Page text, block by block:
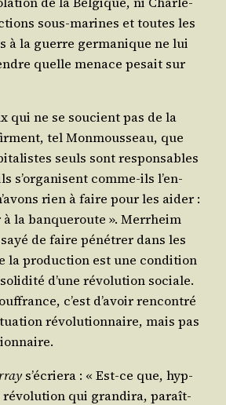
sous-marines et toutes les
à la guerre ger­ma­nique ne lui
quelle menace pesait sur
qui ne se sou­cient pas de la
tel Mon­mous­seau, que
seuls sont res­pon­sables
s’or­ga­nisent comme-ils l’en­
rien à faire pour les aider :
la ban­que­route ». Mer­rheim
de faire péné­trer dans les
la pro­duc­tion est une condi­tion
d’une révo­lu­tion sociale.
c’est d’a­voir ren­con­tré
révo­lu­tion­naire, mais pas
s’é­crie­ra : « Est-ce que, hyp­
révo­lu­tion qui gran­di­ra, paraît-